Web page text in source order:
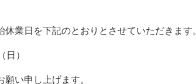
業日を下記のとおりとさせていただきます。
）
い申し上げます。